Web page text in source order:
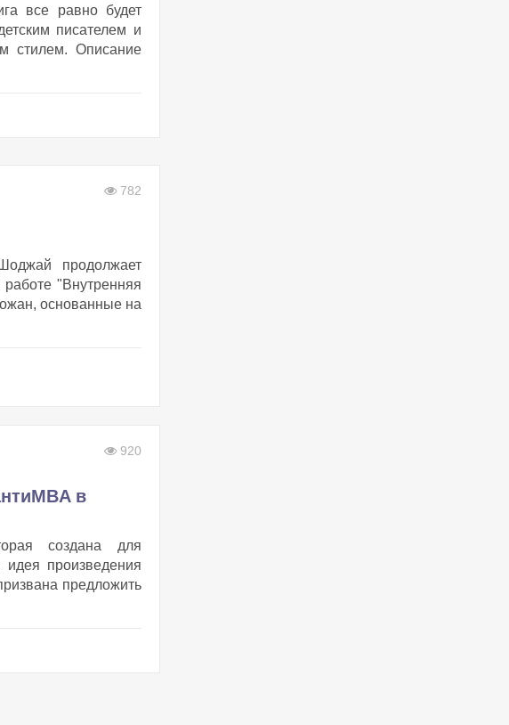
все равно будет
писателем и
стилем. Описание
782
продолжает
"Внутренняя
основанные на
920
в
создана для
идея произведения
предложить